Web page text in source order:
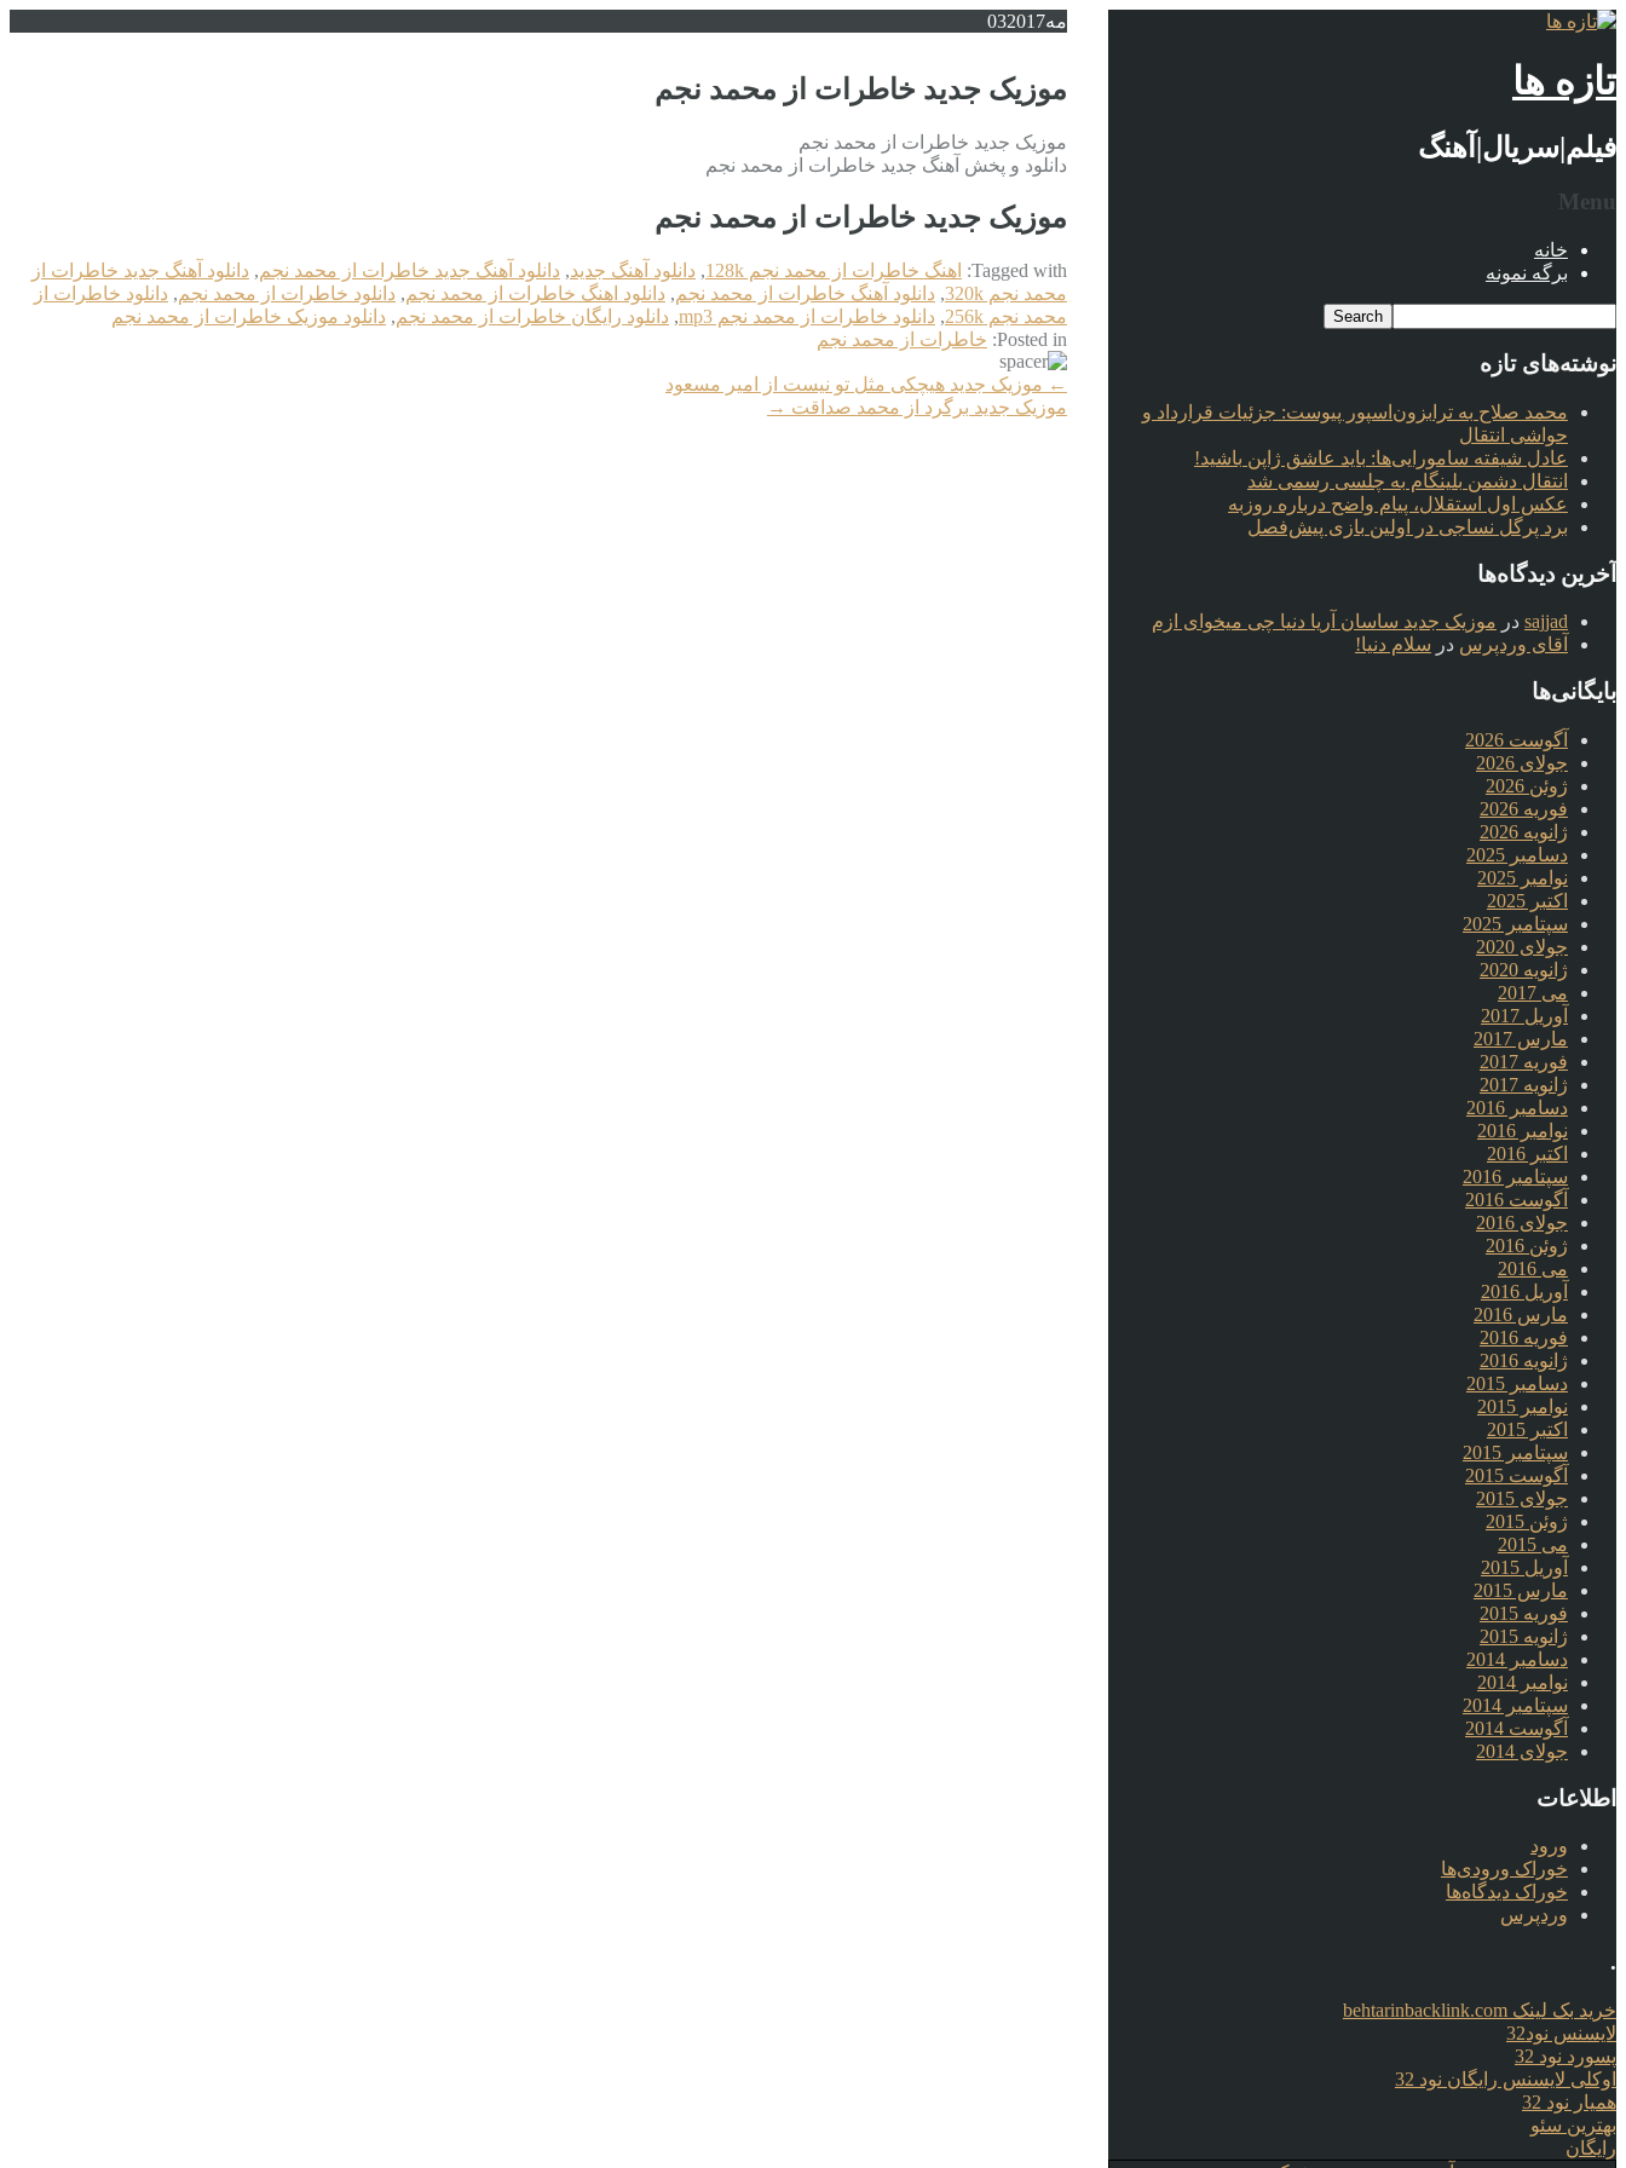
مه 032017
موزیک جدید خاطرات از محمد نجم
موزیک جدید خاطرات از محمد نجم
دانلود و پخش آهنگ جدید خاطرات از محمد نجم
موزیک جدید خاطرات از محمد نجم
Tagged with: اهنگ خاطرات از محمد نجم 128k , دانلود آهنگ جدید, دانلود آهنگ جدید خاطرات از محمد نجم, دانلود آهنگ جدید خاطرات از
محمد نجم 320k
, دانلود آهنگ خاطرات از محمد نجم, دانلود اهنگ خاطرات از محمد نجم, دانلود خاطرات از محمد نجم, دانلود خاطرات از
محمد نجم 256k
, دانلود خاطرات از محمد نجم mp3 , دانلود رایگان خاطرات از محمد نجم, دانلود موزیک خاطرات از محمد نجم
Posted in: خاطرات از محمد نجم
Articles
← موزیک جدید هیچکی مثل تو نیست از امیر مسعود
موزیک جدید برگرد از محمد صداقت →
تازه ها
فیلم|سریال|آهنگ
Menu
خانه
برگه نمونه
نوشته‌های تازه
محمد صلاح به ترابزون‌اسپور پیوست: جزئیات قرارداد و
حواشی انتقال
عادل شیفته سامورایی‌ها: باید عاشق ژاپن باشید!
انتقال دشمن بلینگام به چلسی رسمی شد
عکس اول استقلال، پیام واضح درباره روزبه
برد پرگل نساجی در اولین بازی پیش‌فصل
آخرین دیدگاه‌ها
sajjad در موزیک جدید ساسان آریا دنیا چی میخوای ازم
آقای وردپرس در سلام دنیا!
بایگانی‌ها
آگوست 2026
جولای 2026
ژوئن 2026
فوریه 2026
ژانویه 2026
دسامبر 2025
نوامبر 2025
اکتبر 2025
سپتامبر 2025
جولای 2020
ژانویه 2020
می 2017
آوریل 2017
مارس 2017
فوریه 2017
ژانویه 2017
دسامبر 2016
نوامبر 2016
اکتبر 2016
سپتامبر 2016
آگوست 2016
جولای 2016
ژوئن 2016
می 2016
آوریل 2016
مارس 2016
فوریه 2016
ژانویه 2016
دسامبر 2015
نوامبر 2015
اکتبر 2015
سپتامبر 2015
آگوست 2015
جولای 2015
ژوئن 2015
می 2015
آوریل 2015
مارس 2015
فوریه 2015
ژانویه 2015
دسامبر 2014
نوامبر 2014
سپتامبر 2014
آگوست 2014
جولای 2014
اطلاعات
ورود
خوراک ورودی‌ها
خوراک دیدگاه‌ها
وردپرس
.
خرید بک لینک behtarinbacklink.com
لایسنس نود32
پسورد نود 32
اوکلی لایسنس رایگان نود 32
همیار نود 32
بهترین سئو
رایگان